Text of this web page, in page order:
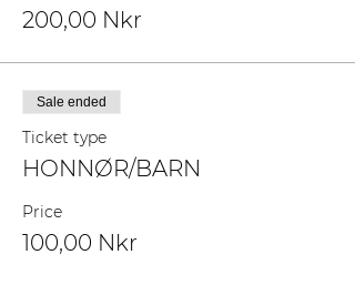
200,00 Nkr
Sale ended
Ticket type
HONNØR/BARN
Price
100,00 Nkr